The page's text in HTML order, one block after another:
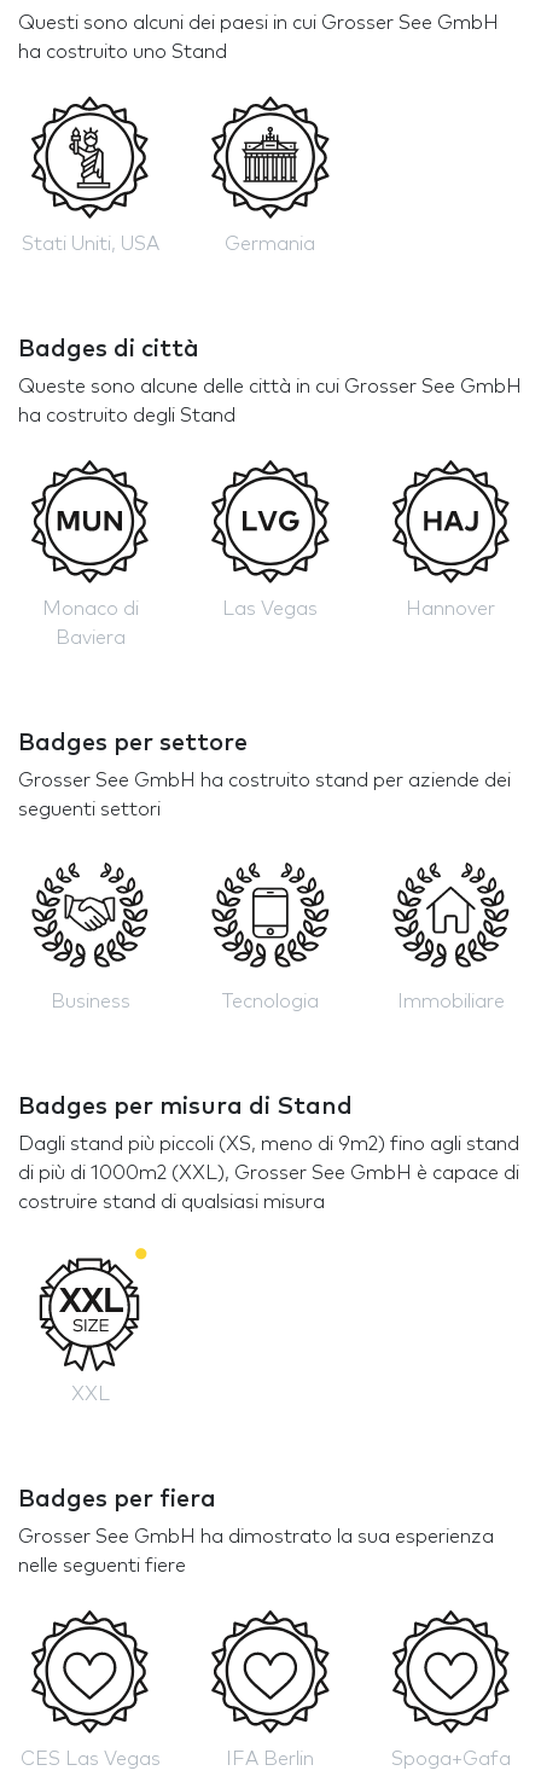
Questi sono alcuni dei paesi in cui Grosser See GmbH
ha costruito uno Stand
Stati Uniti, USA Germania
Badges di città
Queste sono alcune delle città in cui Grosser See GmbH
ha costruito degli Stand
Monaco di
Baviera
Las Vegas Hannover
Badges per settore
Grosser See GmbH ha costruito stand per aziende dei
seguenti settori
Business Tecnologia Immobiliare
Badges per misura di Stand
Dagli stand più piccoli (XS, meno di 9m2) fino agli stand
di più di 1000m2 (XXL), Grosser See GmbH è capace di
costruire stand di qualsiasi misura
XXL
Badges per fiera
Grosser See GmbH ha dimostrato la sua esperienza
nelle seguenti fiere
CES Las Vegas IFA Berlin Spoga+Gafa